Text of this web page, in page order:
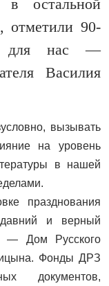
остальной
отметили 90-
для нас —
Василия
вызывать
на уровень
в нашей
празднования
и верный
— Дом Русского
Фонды ДРЗ
документов,